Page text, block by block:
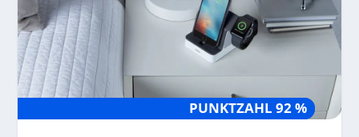
PUNKTZAHL 92 %
PUNKTZAHL 92 %